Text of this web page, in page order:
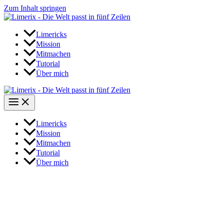
Zum Inhalt springen
Limericks
Mission
Mitmachen
Tutorial
Über mich
Limericks
Mission
Mitmachen
Tutorial
Über mich